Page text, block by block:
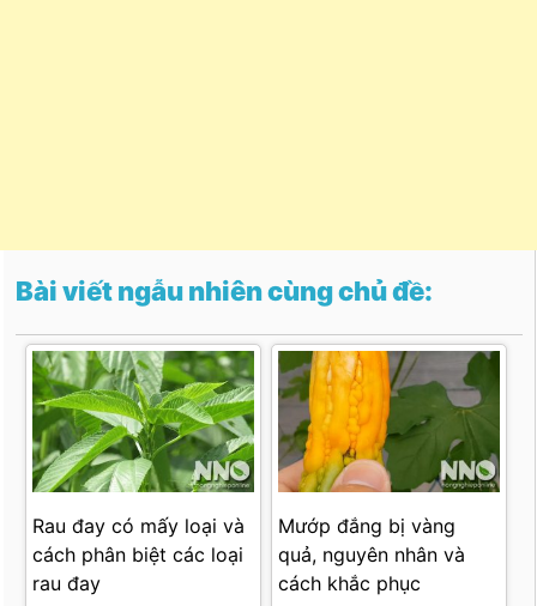
Bài viết ngẫu nhiên cùng chủ đề:
Rau đay có mấy loại và
cách phân biệt các loại
rau đay
Mướp đắng bị vàng
quả, nguyên nhân và
cách khắc phục